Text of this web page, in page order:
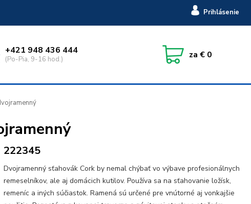
Prihlásenie
+421 948 436 444
(Po-Pia, 9-16 hod.) za € 0
222345
Dvojramenný sťahovák Cork by nemal chýbať vo výbave profesionálnych
remeselníkov, ale aj domácich kutilov. Používa sa na sťahovanie ložísk,
remeníc a iných súčiastok. Ramená sú určené pre vnútorné aj vonkajšie